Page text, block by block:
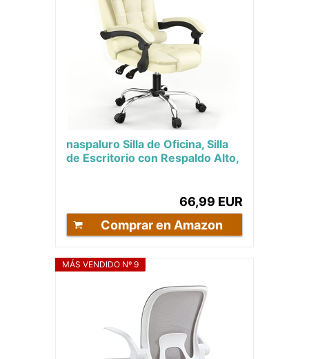
naspaluro Silla de Oficina, Silla
de Escritorio con Respaldo Alto,
66,99 EUR
Comprar en Amazon
MÁS VENDIDO Nº 9